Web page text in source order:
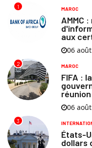
1 MAROC
AMMC
aux
06
2 MAROC
FIFA :
06
3
États-
dollars